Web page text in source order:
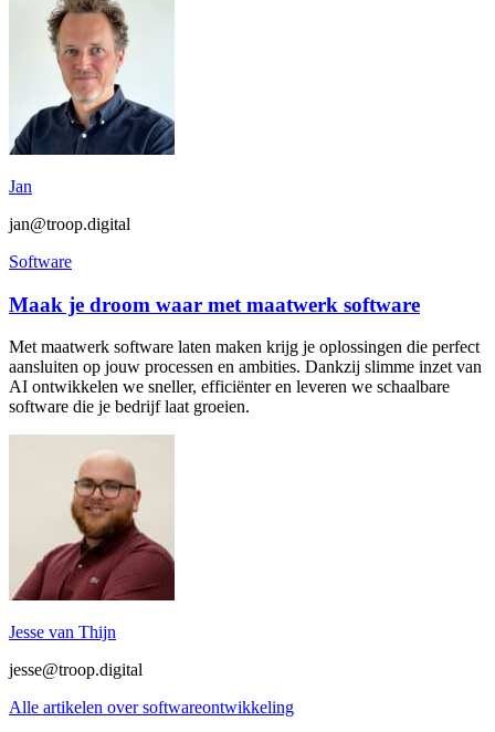
Jan
jan@troop.digital
Software
Maak je droom waar met maatwerk software
Met maatwerk software laten maken krijg je oplossingen die perfect
aansluiten op jouw processen en ambities. Dankzij slimme inzet van
AI ontwikkelen we sneller, efficiënter en leveren we schaalbare
software die je bedrijf laat groeien.
Jesse van Thijn
jesse@troop.digital
Alle artikelen over softwareontwikkeling